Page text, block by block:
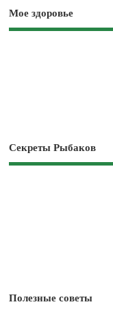
Мое здоровье
Секреты Рыбаков
Полезные советы